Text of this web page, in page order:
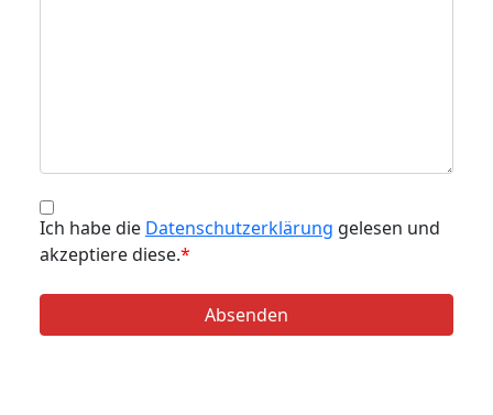
Ich habe die Datenschutzerklärung gelesen und
akzeptiere diese.